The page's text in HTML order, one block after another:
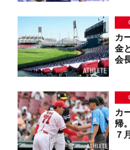
カ
金
会
カ
帰
７